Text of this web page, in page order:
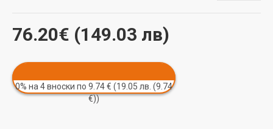
76.20€ (149.03 лв)
0% на 4 вноски по 9.74 € (19.05 лв. (9.74
€))